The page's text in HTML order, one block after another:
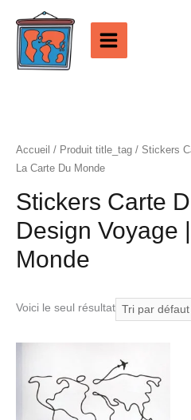
contenu
Accueil / Produit title_tag / Stickers
La Carte Du Monde
Stickers Carte
Design Voyage
Monde
Voici le seul résultat